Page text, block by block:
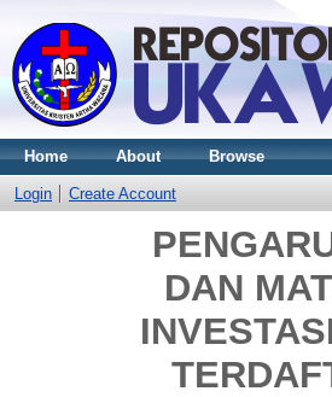
Home About Browse
Login Create Account
DAN